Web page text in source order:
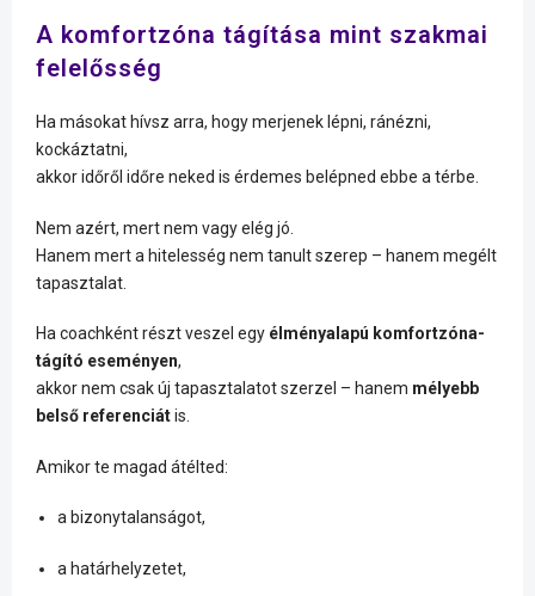
A komfortzóna tágítása mint szakmai
felelősség
Ha másokat hívsz arra, hogy merjenek lépni, ránézni,
kockáztatni,
akkor időről időre neked is érdemes belépned ebbe a térbe.
Nem azért, mert nem vagy elég jó.
Hanem mert a hitelesség nem tanult szerep – hanem megélt
tapasztalat.
Ha coachként részt veszel egy élményalapú komfortzóna-
tágító eseményen,
akkor nem csak új tapasztalatot szerzel – hanem mélyebb
belső referenciátis.
Amikor te magad átélted:
a bizonytalanságot,
a határhelyzetet,